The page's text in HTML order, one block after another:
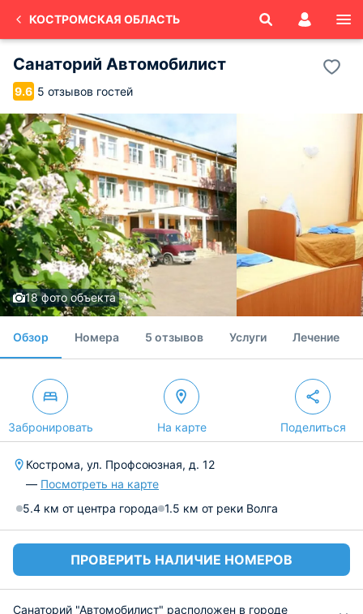
КОСТРОМСКАЯ ОБЛАСТЬ
Санаторий Автомобилист
9.6 5 отзывов гостей
18 фото объекта
Обзор Номера 5 отзывов Услуги Лечение
Забронировать На карте Поделиться
Кострома, ул. Профсоюзная, д. 12
— Посмотреть на карте
5.4 км от центра города 1.5 км от реки Волга
ПРОВЕРИТЬ НАЛИЧИЕ НОМЕРОВ
Санаторий "Автомобилист" расположен в городе